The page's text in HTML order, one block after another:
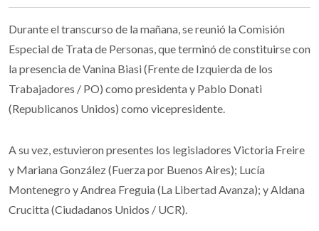
Durante el transcurso de la mañana, se reunió la Comisión
Especial de Trata de Personas, que terminó de constituirse con
la presencia de Vanina Biasi (Frente de Izquierda de los
Trabajadores / PO) como presidenta y Pablo Donati
(Republicanos Unidos) como vicepresidente.
A su vez, estuvieron presentes los legisladores Victoria Freire
y Mariana González (Fuerza por Buenos Aires); Lucía
Montenegro y Andrea Freguia (La Libertad Avanza); y Aldana
Crucitta (Ciudadanos Unidos / UCR).